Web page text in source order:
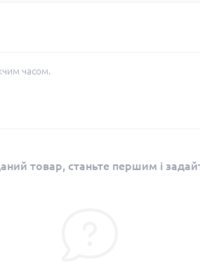
часом.
товар, станьте першим і